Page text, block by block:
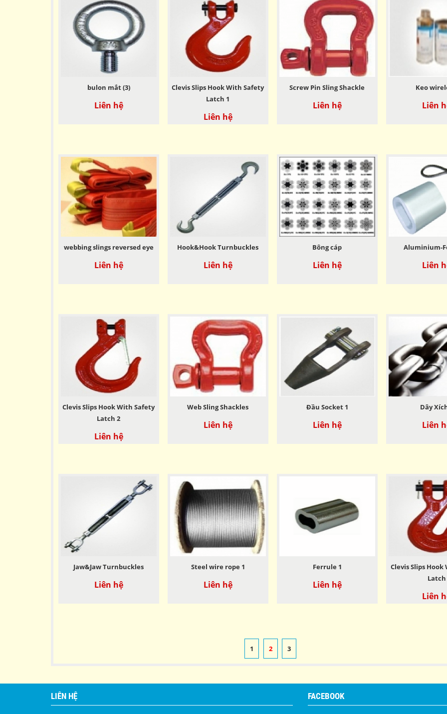
bulon mắt (3)
Liên hệ
Clevis Slips Hook With Safety
Latch 1
Liên hệ
Screw Pin Sling Shackle
Liên hệ
Keo
Liên
webbing slings reversed eye
Liên hệ
Hook&Hook Turnbuckles
Liên hệ
Bông cáp
Liên hệ
Aluminium-
Liên
Clevis Slips Hook With Safety
Latch 2
Liên hệ
Web Sling Shackles
Liên hệ
Đầu Socket 1
Liên hệ
Dây
Liên
Jaw&Jaw Turnbuckles
Liên hệ
Steel wire rope 1
Liên hệ
Ferrule 1
Liên hệ
Clevis Slips
Latch
Liên
1 2 3
LIÊN HỆ FACEBOOK